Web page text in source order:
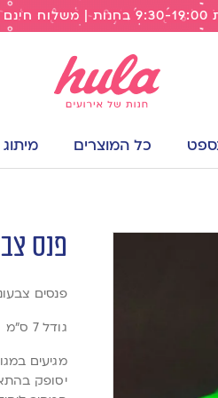
כל המוצרים
פנס
פנסים
גודל 7 ס”מ
מגיעים
יסופק